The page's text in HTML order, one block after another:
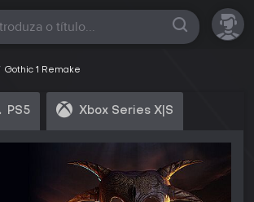
Gothic 1 Remake
PS5 Xbox Series X|S